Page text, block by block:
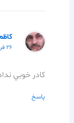
۲۶ فروردین ۱۳۸۷ در ۱۲:۴۱ ق.ظ
كادر خوبي
پاسخ